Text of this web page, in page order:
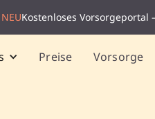
NEUKostenloses
Preise Vorsorge